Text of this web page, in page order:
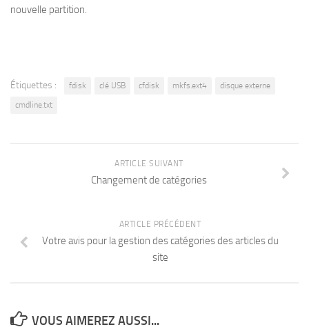
nouvelle partition.
Étiquettes : fdisk clé USB cfdisk mkfs.ext4
disque externe
cmdline.txt
ARTICLE SUIVANT
Changement de catégories
ARTICLE PRÉCÉDENT
Votre avis pour la gestion des catégories des articles du
site
VOUS AIMEREZ AUSSI...